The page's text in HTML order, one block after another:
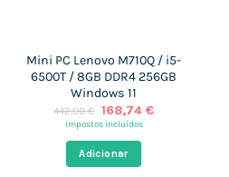
Mini PC Lenovo M710Q / i5-
6500T / 8GB DDR4 256GB
Windows 11
442,00€ O
preço
era:
442,00 €.
168,74 €O
impostos incluídos
Adicionar